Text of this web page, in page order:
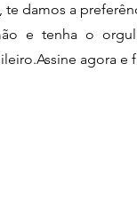
te damos a
e tenha o
agora